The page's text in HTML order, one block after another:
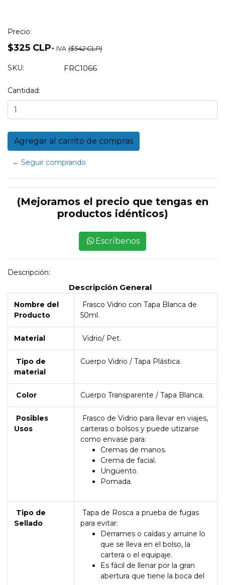
Precio:
$325 CLP+ IVA ($542 CLP)
SKU: FRC1066
Cantidad:
← Seguir comprando
(Mejoramos el precio que tengas en
productos idénticos)
Escríbenos
Descripción:
Descripción General
Nombre del
Producto
Frasco Vidrio con Tapa Blanca de
50ml.
Material Vidrio/ Pet.
Tipo de
material
Cuerpo Vidrio / Tapa Plástica.
Color Cuerpo Transparente / Tapa Blanca.
Posibles
Usos
Frasco de Vidrio para llevar en viajes,
carteras o bolsos y puede utizarse
como envase para:
Cremas de manos.
Crema de facial.
Ungüento.
Pomada.
Tipo de
Sellado
Tapa de Rosca a prueba de fugas
para evitar:
Derrames o caídas y arruine lo
que se lleva en el bolso, la
cartera o el equipaje.
Es fácil de llenar por la gran
abertura que tiene la boca del